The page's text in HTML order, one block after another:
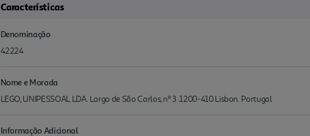
Características
Denominação
42224
Nome e Morada
LEGO, UNIPESSOAL LDA. Largo de São Carlos, nº 3 .1200-410 Lisbon. Portugal
Informação Adicional